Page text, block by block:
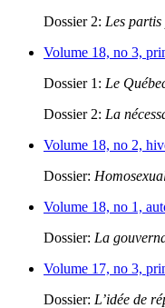
Dossier 2: Les
Volume 18, no 3,
Dossier 1: Le
Dossier 2: La
Volume 18, no 2,
Dossier:
Volume 18, no 1,
Dossier: La
Volume 17, no 3,
Dossier: L’idée de